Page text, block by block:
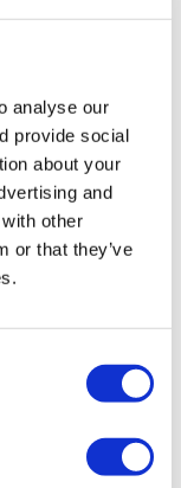
analyse our
provide social
about your
and
other
or that they’ve
des
des outils qui
notamment